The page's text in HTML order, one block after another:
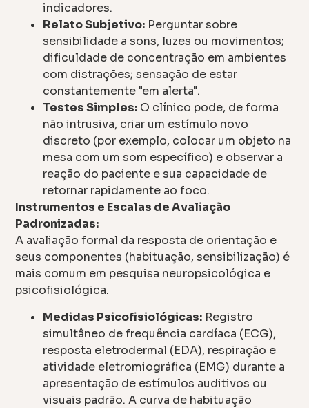
indicadores.
Relato Subjetivo: Perguntar sobre
sensibilidade a sons, luzes ou movimentos;
dificuldade de concentração em ambientes
com distrações; sensação de estar
constantemente "em alerta".
Testes Simples: O clínico pode, de forma
não intrusiva, criar um estímulo novo
discreto (por exemplo, colocar um objeto na
mesa com um som específico) e observar a
reação do paciente e sua capacidade de
retornar rapidamente ao foco.
Instrumentos e Escalas de Avaliação
Padronizadas:
A avaliação formal da resposta de orientação e
seus componentes (habituação, sensibilização) é
mais comum em pesquisa neuropsicológica e
psicofisiológica.
Medidas Psicofisiológicas: Registro
simultâneo de frequência cardíaca (ECG),
resposta eletrodermal (EDA), respiração e
atividade eletromiográfica (EMG) durante a
apresentação de estímulos auditivos ou
visuais padrão. A curva de habituação